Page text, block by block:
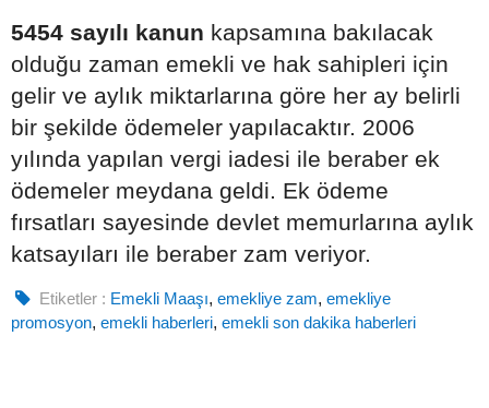
5454 sayılı kanun kapsamına bakılacak
olduğu zaman emekli ve hak sahipleri için
gelir ve aylık miktarlarına göre her ay belirli
bir şekilde ödemeler yapılacaktır. 2006
yılında yapılan vergi iadesi ile beraber ek
ödemeler meydana geldi. Ek ödeme
fırsatları sayesinde devlet memurlarına aylık
katsayıları ile beraber zam veriyor.
Etiketler : Emekli Maaşı,emekliye zam,emekliye
promosyon, emekli haberleri, emekli son dakika haberleri